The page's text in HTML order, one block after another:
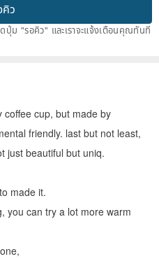
ว
ม "รอคิว" และเราจะแจ้งเตือนคุณทันที
cup, but made by
friendly. last but not least,
just beautiful but uniq.
made it.
you can try a lot more warm